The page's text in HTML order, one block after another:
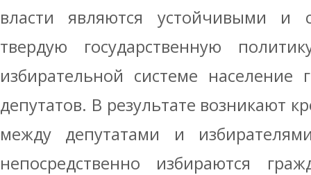
власти являются устойчивыми и
твердую государственную
избирательной системе население
депутатов. В результате возникают
между депутатами и
непосредственно избираются